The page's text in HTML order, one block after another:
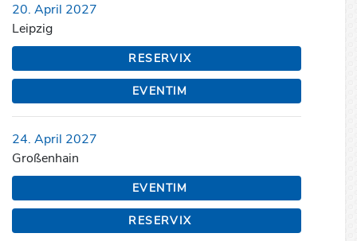
20. April 2027
Leipzig
RESERVIX
EVENTIM
24. April 2027
Großenhain
EVENTIM
RESERVIX